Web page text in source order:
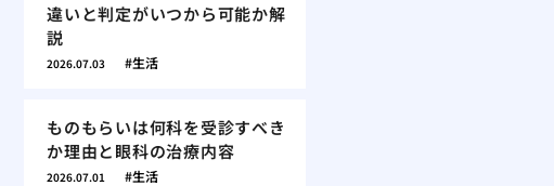
違いと判定がいつから可能か解
説
2026.07.03 生活
ものもらいは何科を受診すべき
か理由と眼科の治療内容
2026.07.01 生活